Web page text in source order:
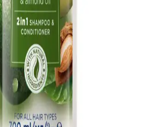
saç bakım seti, doğal içeriklerle
uzatır ve parlaklık kazandırır. Badem, çam
sağlıklı saçlara ulaşın.
Doğal ve Bitkisel
Saçlar
yöntemleri, saç dökülmesini önler,
Lavanta, karanfil ve badem yağı
saçlara ulaşın.
Özlü 4x500 ml Şampuan Seti